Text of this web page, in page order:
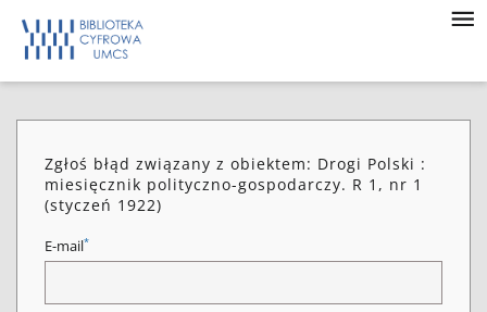
Zgłoś błąd związany z obiektem: Drogi Polski :
miesięcznik polityczno-gospodarczy. R 1, nr 1
(styczeń 1922)
E-mail*